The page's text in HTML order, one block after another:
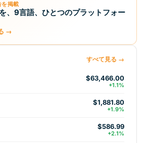
掲載
、9言語、ひとつのプラットフォー
→
すべて見る →
$63,466.00
+1.1%
$1,881.80
+1.9%
$586.99
+2.1%